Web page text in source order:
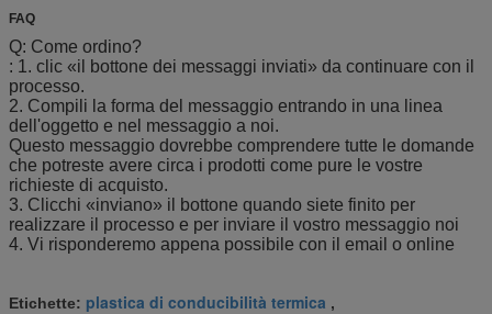
FAQ
Q: Come ordino?
: 1. clic «il bottone dei messaggi inviati» da continuare con il
processo.
2. Compili la forma del messaggio entrando in una linea
dell'oggetto e nel messaggio a noi.
Questo messaggio dovrebbe comprendere tutte le domande
che potreste avere circa i prodotti come pure le vostre
richieste di acquisto.
3. Clicchi «inviano» il bottone quando siete finito per
realizzare il processo e per inviare il vostro messaggio noi
4. Vi risponderemo appena possibile con il email o online
Etichette: plastica di conducibilità termica ,